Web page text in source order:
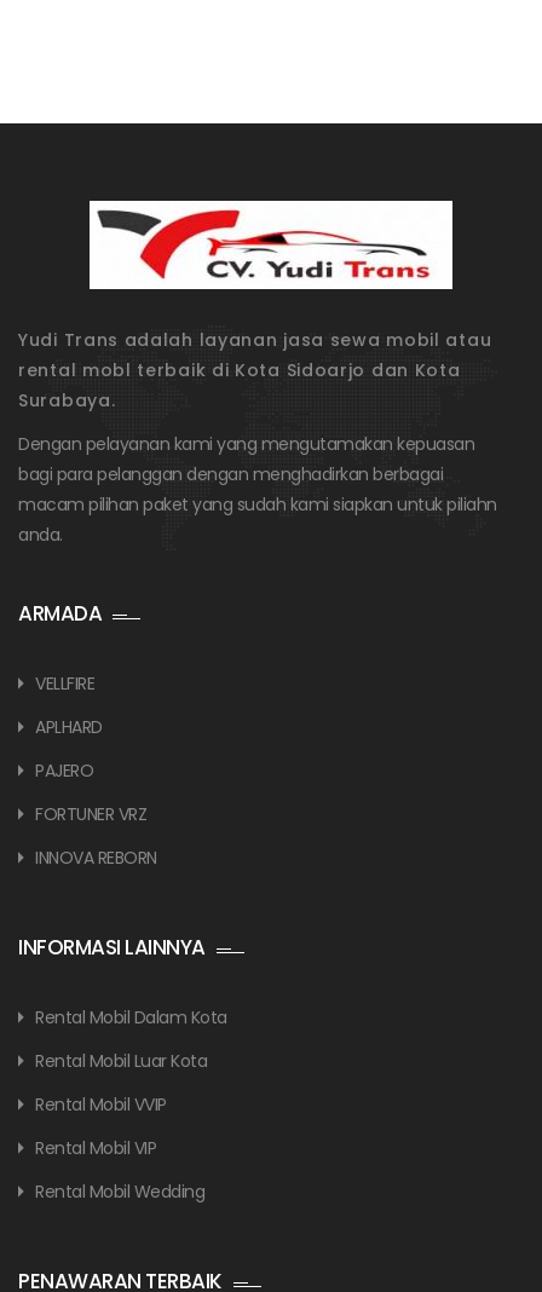
Yudi Trans adalah layanan jasa sewa mobil atau
rental mobl terbaik di Kota Sidoarjo dan Kota
Surabaya.
Dengan pelayanan kami yang mengutamakan kepuasan
bagi para pelanggan dengan menghadirkan berbagai
macam pilihan paket yang sudah kami siapkan untuk piliahn
anda.
ARMADA
VELLFIRE
APLHARD
PAJERO
FORTUNER VRZ
INNOVA REBORN
INFORMASI LAINNYA
Rental Mobil Dalam Kota
Rental Mobil Luar Kota
Rental Mobil VVIP
Rental Mobil VIP
Rental Mobil Wedding
PENAWARAN TERBAIK